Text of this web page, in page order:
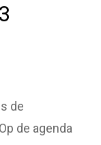
de
de agenda